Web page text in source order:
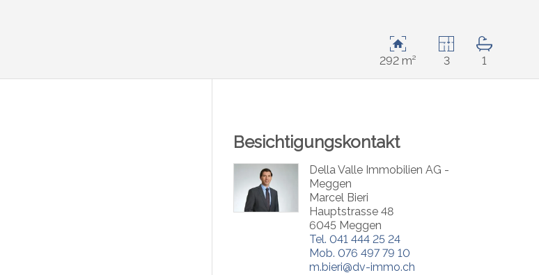
292 m²
3 1
Besichtigungskontakt
Della Valle Immobilien AG -
Meggen
Marcel Bieri
Hauptstrasse 48
6045 Meggen
Tel. 041 444 25 24
Mob. 076 497 79 10
m.bieri@dv-immo.ch